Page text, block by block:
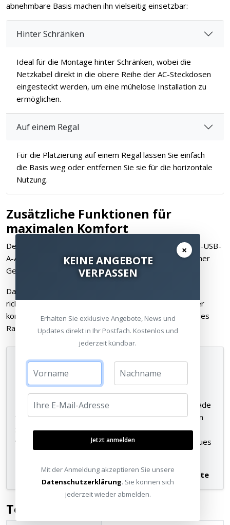
abnehmbare Basis machen ihn vielseitig einsetzbar:
Hinter Schränken
Ideal für die Montage hinter Schränken, wobei die
Netzkabel direkt in die obere Reihe der AC-Steckdosen
eingesteckt werden, um eine mühelose Installation zu
ermöglichen.
Auf einem Regal
Für die Platzierung auf einem Regal lassen Sie einfach
die Basis weg oder entfernen Sie sie für die horizontale
Nutzung.
Zusätzliche Funktionen für
maximalen Komfort
Der PowerQuest 2 enthält zwei Hochgeschwindigkeits-USB-
A-Anschlüsse für bequemes Laden von Geräten, mit einer
Gesamtladung von bis zu 3,4 Ampere.
Das im Lieferumfang enthaltene 2-Meter lange,
richtungsoptimierte AudioQuest Netzkabel verfügt über
konzentrische Geometrie für optimale Leistung, indem es
Rauschen und Störungen minimiert.
Erleben Sie den Unterschied in
Ihrem Heimkino
Der PowerQuest 2 ist nicht einfach nur ein
Überspannungsschutz – er ist ein essentielles Upgrade
für Ihr gesamtes Audio- und Videosystem. Entdecken
Sie, wie sauberer Strom die Klarheit Ihres Bildes
verbessert und die Dynamik Ihres Sounds auf ein neues
Beratungstermin vereinbaren Unsere Standorte
Technische Daten
×
KEINE ANGEBOTE
VERPASSEN
Erhalten Sie exklusive Angebote, News und
Updates direkt in Ihr Postfach. Kostenlos und
jederzeit kündbar.
Jetzt anmelden
Mit der Anmeldung akzeptieren Sie unsere
Datenschutzerklärung. Sie können sich
jederzeit wieder abmelden.